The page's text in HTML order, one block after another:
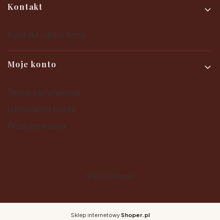
Kontakt
Moje konto
Sklep internetowy Shoper.pl